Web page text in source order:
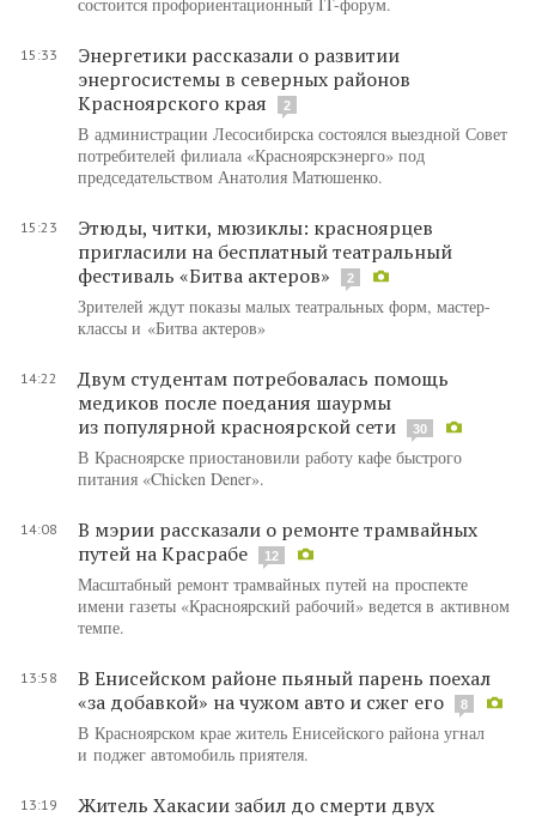
15:33
Энергетики рассказали о развитии
энергосистемы в северных районов
Красноярского края
2
В администрации Лесосибирска состоялся выездной Совет
потребителей филиала «Красноярскэнерго» под
председательством Анатолия Матюшенко.
15:23
Этюды, читки, мюзиклы: красноярцев
пригласили на бесплатный театральный
фестиваль «Битва актеров»
2
Зрителей ждут показы малых театральных форм, мастер-
классы и «Битва актеров»
14:22
Двум студентам потребовалась помощь
медиков после поедания шаурмы
из популярной красноярской сети
30
В Красноярске приостановили работу кафе быстрого
питания «Chicken Dener».
14:08
В мэрии рассказали о ремонте трамвайных
путей на Красрабе
12
Масштабный ремонт трамвайных путей на проспекте
имени газеты «Красноярский рабочий» ведется в активном
темпе.
13:58
В Енисейском районе пьяный парень поехал
«за добавкой» на чужом авто и сжег его
8
В Красноярском крае житель Енисейского района угнал
и поджег автомобиль приятеля.
13:19
Житель Хакасии забил до смерти двух